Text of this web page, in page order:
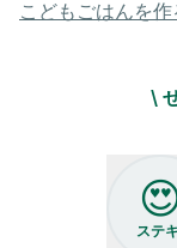
・a酒 小さ
・ケチャップ 大さ
こどもごはんを
\
ステ